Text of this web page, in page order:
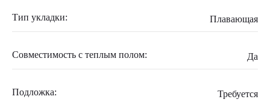
Тип укладки: Плавающая
Совместимость с теплым полом: Да
Подложка: Требуется